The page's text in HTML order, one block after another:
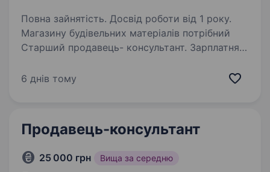
Повна зайнятість. Досвід роботи від 1 року.
Магазину будівельних матеріалів потрібний
Старший продавець- консультант. Зарплатня:
Місцезнаходження магазину в районі площі
6 днів тому
Продавець-консультант
25 000 грн Вища за середню